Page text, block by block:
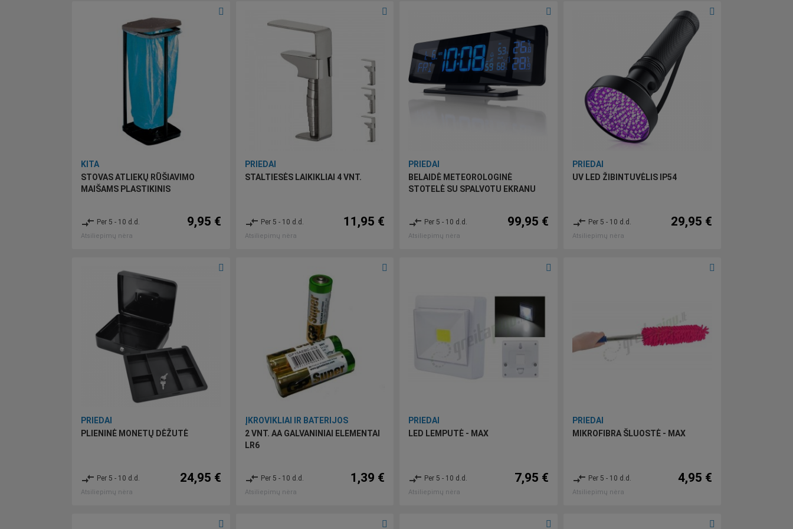
KITA
STOVAS ATLIEKŲ RŪŠIAVIMO
MAIŠAMS PLASTIKINIS
compare_arrows Per 5 - 10 d.d.
Atsiliepimų nėra
9,95 €
PRIEDAI
STALTIESĖS LAIKIKLIAI 4 VNT.
compare_arrows Per 5 - 10 d.d.
Atsiliepimų nėra
11,95 €
PRIEDAI
BELAIDĖ METEOROLOGINĖ
STOTELĖ SU SPALVOTU EKRANU
compare_arrows Per 5 - 10 d.d.
Atsiliepimų nėra
99,95 €
PRIEDAI
UV LED ŽIBINTUVĖLIS IP54
compare_arrows Per 5 - 10 d.d.
Atsiliepimų nėra
29,95 €
PRIEDAI
PLIENINĖ MONETŲ DĖŽUTĖ
compare_arrows Per 5 - 10 d.d.
Atsiliepimų nėra
24,95 €
ĮKROVIKLIAI IR BATERIJOS
2 VNT. AA GALVANINIAI ELEMENTAI
LR6
compare_arrows Per 5 - 10 d.d.
Atsiliepimų nėra
1,39 €
PRIEDAI
LED LEMPUTĖ - MAX
compare_arrows Per 5 - 10 d.d.
Atsiliepimų nėra
7,95 €
PRIEDAI
MIKROFIBRA ŠLUOSTĖ - MAX
compare_arrows Per 5 - 10 d.d.
Atsiliepimų nėra
4,95 €